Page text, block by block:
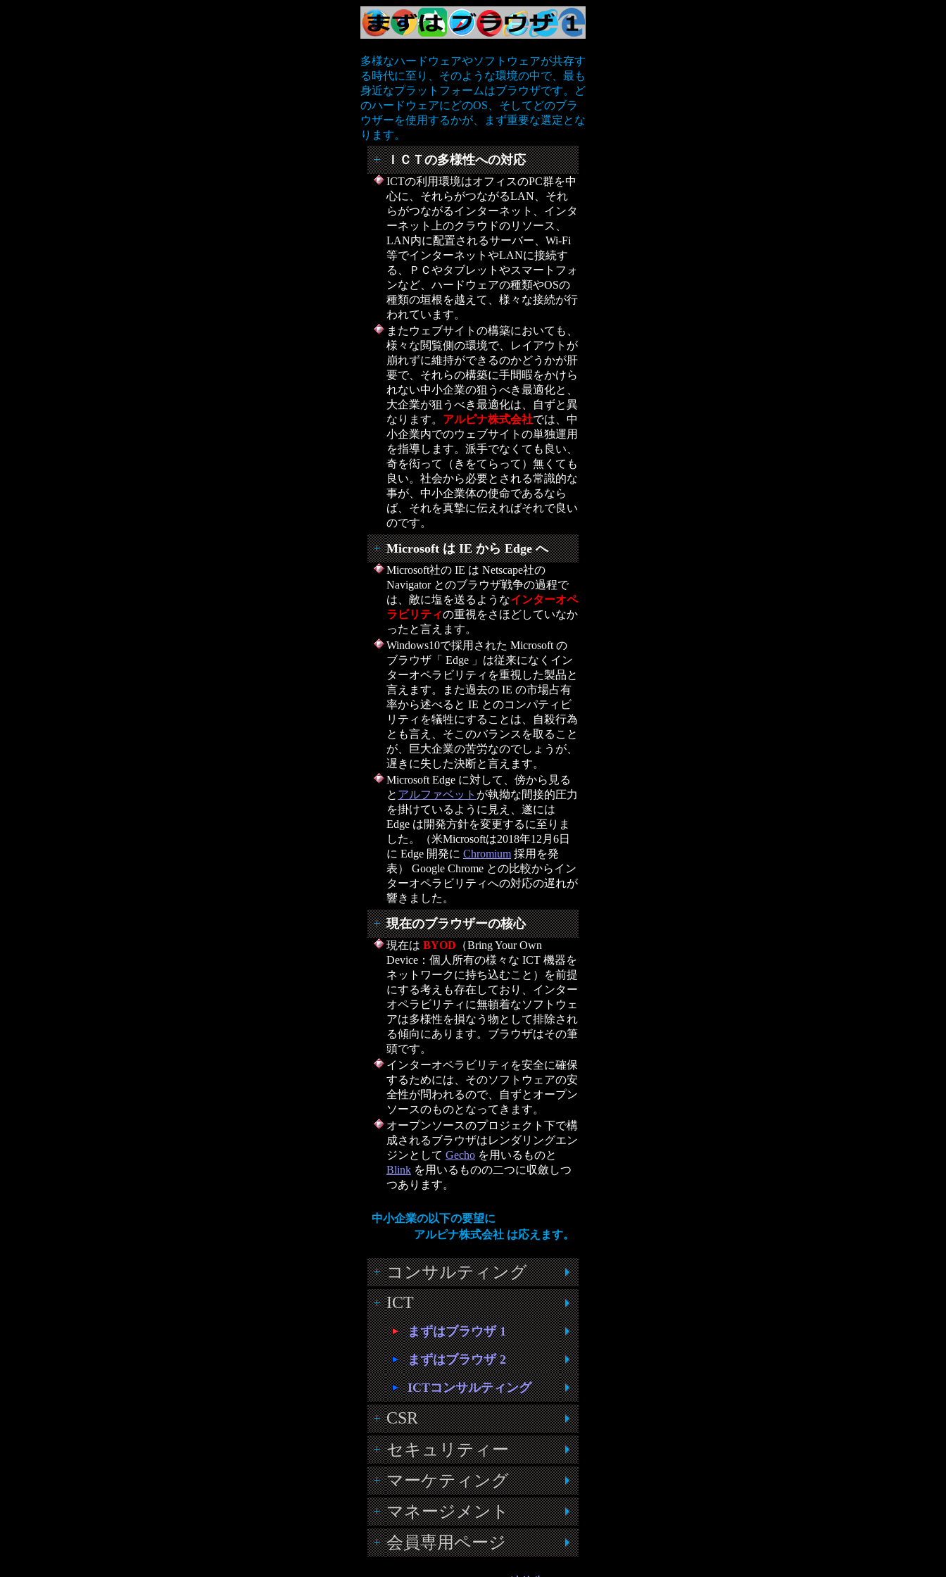
多様なハードウェアやソフトウェアが共存す
る時代に至り、そのような環境の中で、最も
身近なプラットフォームはブラウザです。ど
のハードウェアにどのOS、そしてどのブラ
ウザーを使用するかが、まず重要な選定とな
ります。
ＩＣＴの多様性への対応
ICTの利用環境はオフィスのPC群を中
心に、それらがつながるLAN、それ
らがつながるインターネット、インタ
ーネット上のクラウドのリソース、
LAN内に配置されるサーバー、Wi-Fi
等でインターネットやLANに接続す
る、ＰＣやタブレットやスマートフォ
ンなど、ハードウェアの種類やOSの
種類の垣根を越えて、様々な接続が行
われています。
またウェブサイトの構築においても、
様々な閲覧側の環境で、レイアウトが
崩れずに維持ができるのかどうかが肝
要で、それらの構築に手間暇をかけら
れない中小企業の狙うべき最適化と、
大企業が狙うべき最適化は、自ずと異
なります。 アルピナ株式会社では、中
小企業内でのウェブサイトの単独運用
を指導します。派手でなくても良い、
奇を衒って（きをてらって）無くても
良い。社会から必要とされる常識的な
事が、中小企業体の使命であるなら
ば、それを真摯に伝えればそれで良い
のです。
Microsoft は IE から Edge へ
Microsoft社の IE は Netscape社の
Navigator とのブラウザ戦争の過程で
は、敵に塩を送るようなインターオペ
ラビリティの重視をさほどしていなか
ったと言えます。
Windows10で採用された Microsoft の
ブラウザ「 Edge 」は従来になくイン
ターオペラビリティを重視した製品と
言えます。また過去の IE の市場占有
率から述べると IE とのコンパティビ
リティを犠牲にすることは、自殺行為
とも言え、そこのバランスを取ること
が、巨大企業の苦労なのでしょうが、
遅きに失した決断と言えます。
Microsoft Edge に対して、傍から見る
と アルファベット が執拗な間接的圧力
を掛けているように見え、遂には
Edge は開発方針を変更するに至りま
した。（米Microsoftは2018年12月6日
に Edge 開発に Chromium 採用を発
表） Google Chrome との比較からイン
ターオペラビリティへの対応の遅れが
響きました。
現在のブラウザーの核心
現在は BYOD （Bring Your Own
Device：個人所有の様々な ICT 機器を
ネットワークに持ち込むこと）を前提
にする考えも存在しており、インター
オペラビリティに無頓着なソフトウェ
アは多様性を損なう物として排除され
る傾向にあります。ブラウザはその筆
頭です。
インターオペラビリティを安全に確保
するためには、そのソフトウェアの安
全性が問われるので、自ずとオープン
ソースのものとなってきます。
オープンソースのプロジェクト下で構
成されるブラウザはレンダリングエン
ジンとして Gecho を用いるものと
Blink を用いるものの二つに収斂しつ
つあります。
中小企業の以下の要望に
アルピナ株式会社 は応えます。
コンサルティング
ICT
まずはブラウザ 1
まずはブラウザ 2
ICTコンサルティング
CSR
セキュリティー
マーケティング
マネージメント
会員専用ページ